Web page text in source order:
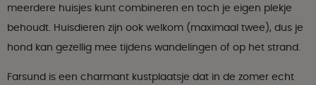
meerdere huisjes kunt combineren en toch je eigen plekje
behoudt. Huisdieren zijn ook welkom (maximaal twee), dus je
hond kan gezellig mee tijdens wandelingen of op het strand.
Farsund is een charmant kustplaatsje dat in de zomer echt